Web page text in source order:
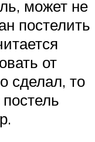
может не
постелить
от
сделал, то